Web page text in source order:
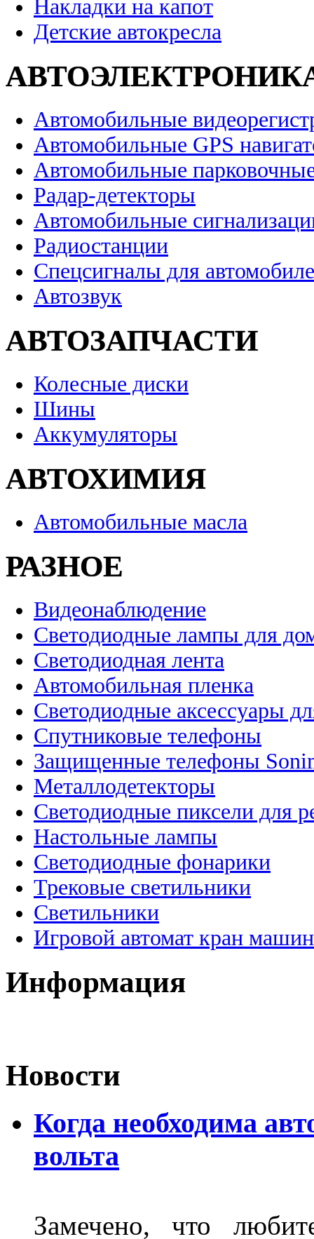
Накладки на капот
Детские автокресла
Автомобильные
Автомобильные GPS
Автомобильные
Радар-детекторы
Автомобильные
Радиостанции
Спецсигналы для
Автозвук
АВТОЗАПЧАСТИ
Колесные диски
Шины
Аккумуляторы
АВТОХИМИЯ
Автомобильные масла
РАЗНОЕ
Видеонаблюдение
Светодиодные лампы для
Светодиодная лента
Автомобильная пленка
Светодиодные аксессуары
Спутниковые телефоны
Защищенные телефоны
Металлодетекторы
Светодиодные пиксели для
Настольные лампы
Светодиодные фонарики
Трековые светильники
Светильники
Игровой автомат кран
Информация
Новости
Когда необходима
вольта
Замечено, что